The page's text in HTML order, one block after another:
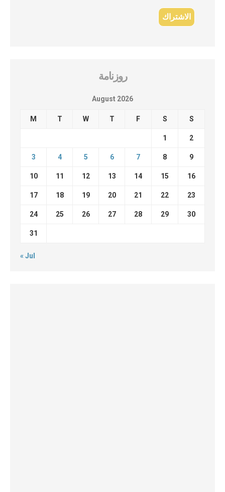
روزنامة
August 2026
M T W T F S S
1 2
3 4 5 6 7 8 9
10 11 12 13 14 15 16
17 18 19 20 21 22 23
24 25 26 27 28 29 30
31
« Jul